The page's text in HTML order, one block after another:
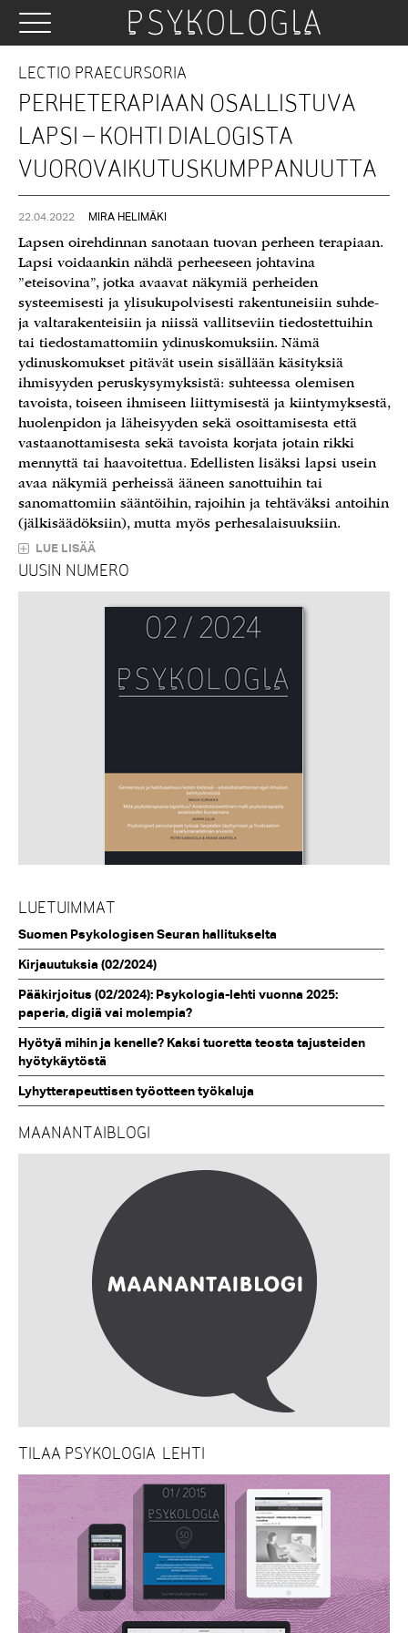
LECTIO PRAECURSORIA
PERHETERAPIAAN OSALLISTUVA
LAPSI – KOHTI DIALOGISTA
VUOROVAIKUTUSKUMPPANUUTTA
22.04.2022 MIRA HELIMÄKI
Lapsen oirehdinnan sanotaan tuovan perheen terapiaan.
Lapsi voidaankin nähdä perheeseen johtavina
”eteisovina”, jotka avaavat näkymiä perheiden
systeemisesti ja ylisukupolvisesti rakentuneisiin suhde-
ja valtarakenteisiin ja niissä vallitseviin tiedostettuihin
tai tiedostamattomiin ydinuskomuksiin. Nämä
ydinuskomukset pitävät usein sisällään käsityksiä
ihmisyyden peruskysymyksistä: suhteessa olemisen
tavoista, toiseen ihmiseen liittymisestä ja kiintymyksestä,
huolenpidon ja läheisyyden sekä osoittamisesta että
vastaanottamisesta sekä tavoista korjata jotain rikki
mennyttä tai haavoitettua. Edellisten lisäksi lapsi usein
avaa näkymiä perheissä ääneen sanottuihin tai
sanomattomiin sääntöihin, rajoihin ja tehtäväksi antoihin
(jälkisäädöksiin), mutta myös perhesalaisuuksiin.
LUE LISÄÄ
UUSIN NUMERO
LUETUIMMAT
Suomen Psykologisen Seuran hallitukselta
Kirjauutuksia (02/2024)
Pääkirjoitus (02/2024): Psykologia-lehti vuonna 2025:
paperia, digiä vai molempia?
Hyötyä mihin ja kenelle? Kaksi tuoretta teosta tajusteiden
hyötykäytöstä
Lyhytterapeuttisen työotteen työkaluja
MAANANTAIBLOGI
TILAA PSYKOLOGIA-LEHTI